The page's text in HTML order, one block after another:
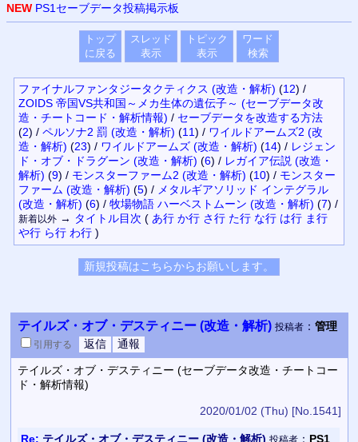
NEW PS1セーブデータ投稿掲示板
トップ
に戻る
スレッド
表示
トピック
表示
ワード
検索
ファイナルファンタジータクティクス (改造・解析) (12) /
ZOIDS 帝国VS共和国～メカ生体の遺伝子～ (セーブデータ改
造・チートコード・解析情報) / セーブデータを改造する方法
(2) / ペルソナ2 罰 (改造・解析) (11) / ワイルドアームズ2 (改
造・解析) (23) / ワイルドアームズ (改造・解析) (14) / レジェン
ド・オブ・ドラグーン (改造・解析) (6) / レガイア伝説 (改造・
解析) (9) / モンスターファーム2 (改造・解析) (10) / モンスター
ファーム (改造・解析) (5) / メタルギアソリッド インテグラル
(改造・解析) (6) / 牧場物語 ハーベストムーン (改造・解析) (7) /
新着以外 → タイトル目次 ( あ行 か行 さ行 た行 な行 は行 ま行
や行 ら行 わ行 )
テイルズ・オブ・デスティニー (改造・解析) 投稿者： 管理
引用する
テイルズ・オブ・デスティニー (セーブデータ改造・チートコー
ド・解析情報)
2020/01/02 (Thu) [No.1541]
Re: テイルズ・オブ・デスティニー (改造・解析) 投稿者： PS1